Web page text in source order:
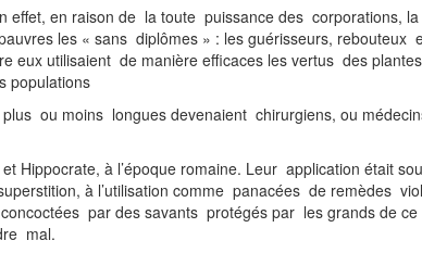
effet, en raison de la toute puissance des corporations,
les « sans diplômes » : les guérisseurs, rebouteux
eux utilisaient de manière efficaces les vertus des
le désarroi des
ou moins longues devenaient chirurgiens, ou
les « épiciers ».
Hippocrate, à l’époque romaine. Leur application était
à l’utilisation comme panacées de remèdes
par des savants protégés par les grands de
étaient un moindre mal.